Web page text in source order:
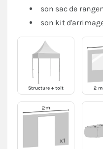
son sac de
son kit d'arrimage
Structure + toit 2